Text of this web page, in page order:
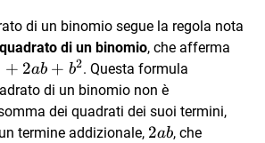
di un binomio segue la regola nota
di un binomio, che afferma
+ 2ab + b2. Questa formula
di un binomio non è
dei quadrati dei suoi termini,
termine addizionale, 2ab, che